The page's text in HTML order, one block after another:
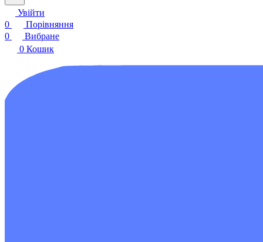
Увійти
0
Порівняння
0
Вибране
0 Кошик